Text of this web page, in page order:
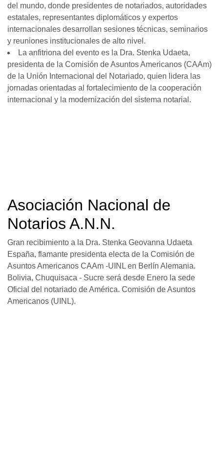
del mundo, donde presidentes de notariados, autoridades
estatales, representantes diplomáticos y expertos
internacionales desarrollan sesiones técnicas, seminarios
y reuniones institucionales de alto nivel.
La anfitriona del evento es la Dra. Stenka Udaeta,
presidenta de la Comisión de Asuntos Americanos (CAAm)
de la Unión Internacional del Notariado, quien lidera las
jornadas orientadas al fortalecimiento de la cooperación
internacional y la modernización del sistema notarial.
Asociación Nacional de
Notarios A.N.N.
Gran recibimiento a la Dra. Stenka Geovanna Udaeta
España, flamante presidenta electa de la Comisión de
Asuntos Americanos CAAm -UINL en Berlín Alemania.
Bolivia, Chuquisaca - Sucre será desde Enero la sede
Oficial del notariado de América. Comisión de Asuntos
Americanos (UINL).